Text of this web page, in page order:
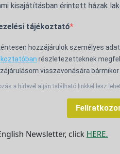
kisajátításban érintett házak
tájékoztató
hozzájárulok személyes
részletezetteknek
visszavonására bármikor
a hírlevél alján található linkkel lesz
Newsletter, click HERE.